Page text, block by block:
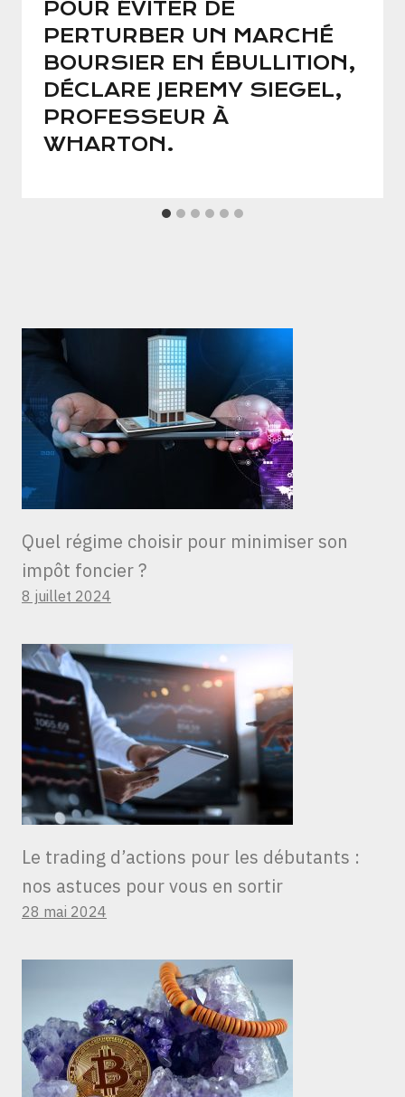
POUR ÉVITER DE
PERTURBER UN MARCHÉ
BOURSIER EN ÉBULLITION,
DÉCLARE JEREMY SIEGEL,
PROFESSEUR À
WHARTON.
Quel régime choisir pour minimiser son
impôt foncier ?
8 juillet 2024
Le trading d’actions pour les débutants :
nos astuces pour vous en sortir
28 mai 2024